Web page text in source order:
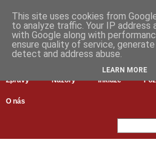
Zprávy Názory Inkluze
O nás
This site uses cookies from
to analyze traffic. Your IP address
with Google along with
ensure quality of service,
detect and address abuse.
LEARN MORE